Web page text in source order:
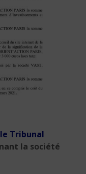
Tribunal
la société